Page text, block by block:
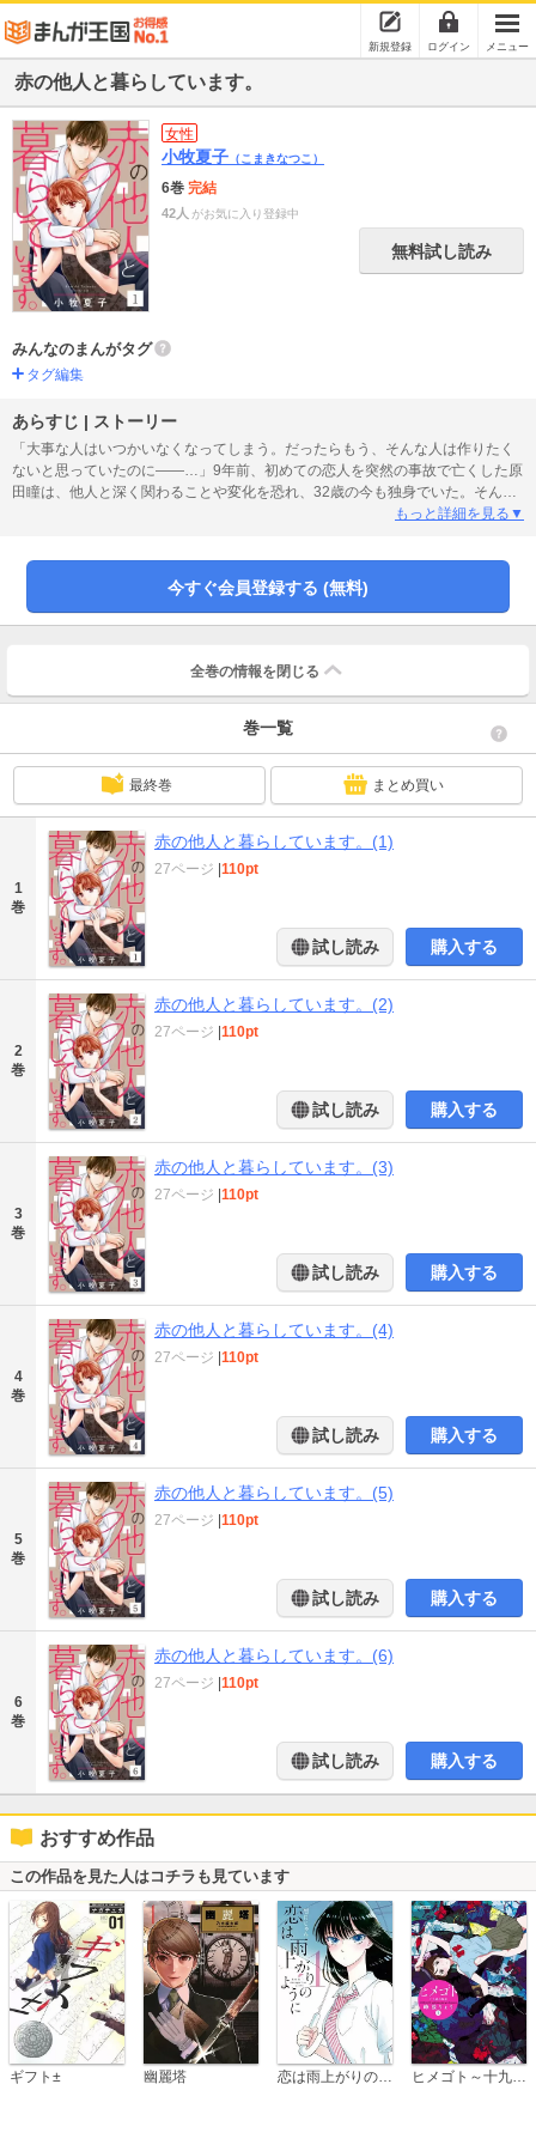
新規登録 ログイン メニュー
赤の他人と暮らしています。
女性
小牧夏子 （こまきなつこ）
6巻 完結
42人 がお気に入り登録中
無料試し読み
みんなのまんがタグ
タグ編集
あらすじ | ストーリー
「大事な人はいつかいなくなってしまう。だったらもう、そんな人は作りたく
ないと思っていたのに――…」9年前、初めての恋人を突然の事故で亡くした原
田瞳は、他人と深く関わることや変化を恐れ、32歳の今も独身でいた。そんな
瞳の楽しみは、仕事先のスーパーに、シングルファザーの沢村真吾と、彼の一
が、新しい恋に躊躇するのには、瞳の《家》に理由があって――……。■《母》
の影に怯えながらも自分なりの人生を捜すアラサー女子、男手ひとつで育児し
ながら働く厳しさに晒される父子、そして明るく生きるも悩み多きシニア女
性。ひとつ屋根の下で始まる、「普通」ではない家族の形。
もっと詳細を見る▼
今すぐ会員登録する (無料)
全巻の情報を 閉じる
巻一覧
最終巻 まとめ買い
1
巻
赤の他人と暮らしています。(1)
27ページ 110pt
試し読み 購入する
2
巻
赤の他人と暮らしています。(2)
27ページ 110pt
試し読み 購入する
3
巻
赤の他人と暮らしています。(3)
27ページ 110pt
試し読み 購入する
4
巻
赤の他人と暮らしています。(4)
27ページ 110pt
試し読み 購入する
5
巻
赤の他人と暮らしています。(5)
27ページ 110pt
試し読み 購入する
6
巻
赤の他人と暮らしています。(6)
27ページ 110pt
試し読み 購入する
おすすめ作品
この作品を見た人はコチラも見ています
ギフト± 幽麗塔 恋は雨上がりのように ヒメゴト～十九歳の制服～